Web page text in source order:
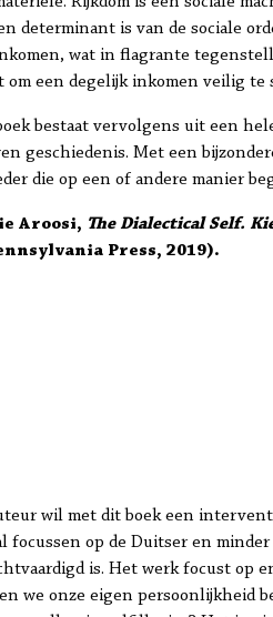
determinant is van de sociale
wat in flagrante
om een degelijk inkomen veilig te
bestaat vervolgens uit een
geschiedenis. Met een
die op een of andere manier
Aroosi, The Dialectical Self.
Press, 2019).
wil met dit boek een
focussen op de Duitser en
is. Het werk focust op
we onze eigen persoonlijkheid